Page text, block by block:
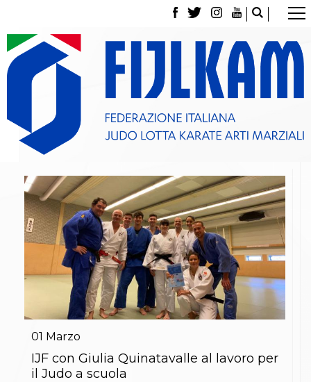
La Federazione
Tesseramento
Contatti
Norme e modulistica Affiliazioni e Tesseramenti
Classifica Società Sportive con più di 100 atleti
tesserati
Gare e Risultati
Archivio eventi
Dove siamo
Media
Partners
Trasparenza
Judo
La disciplina
News
Attività Didattica
Gare e Risultati
Lotta
La disciplina
01 Marzo
IJF con Giulia Quinatavalle al lavoro per
il Judo a scuola